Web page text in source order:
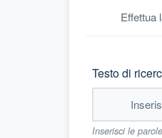
Effettua
Testo di
Inserisci le